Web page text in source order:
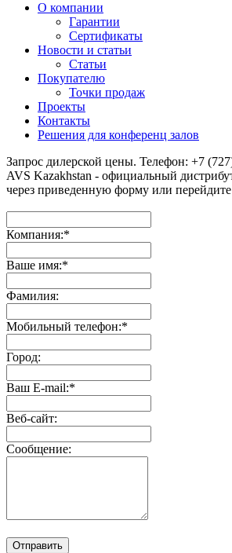
О компании
Гарантии
Сертификаты
Новости и статьи
Статьи
Покупателю
Точки продаж
Проекты
Контакты
Решения для конференц залов
Запрос дилерской цены. Телефон: +7
AVS Kazakhstan - официальный
через приведенную форму или
Компания:*
Ваше имя:*
Фамилия:
Мобильный телефон:*
Город:
Ваш E-mail:*
Веб-сайт:
Сообщение:
Отправить